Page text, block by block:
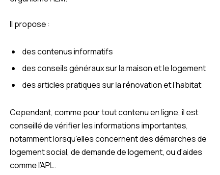
Il propose :
des contenus informatifs
des conseils généraux sur la maison et le logement
des articles pratiques sur la rénovation et l’habitat
Cependant, comme pour tout contenu en ligne, il est
conseillé de vérifier les informations importantes,
notamment lorsqu’elles concernent des démarches de
logement social, de demande de logement, ou d’aides
comme l’APL.